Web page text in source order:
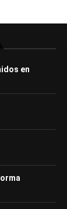
en